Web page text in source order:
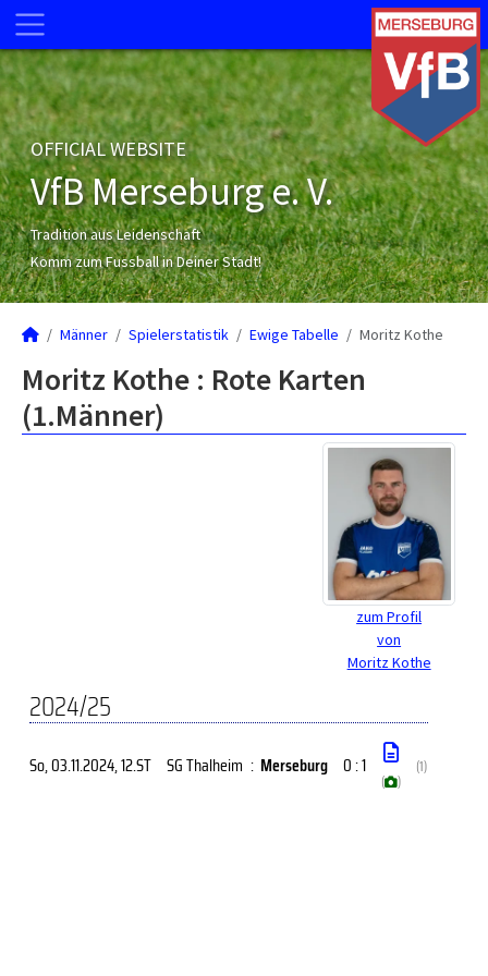
OFFICIAL WEBSITE
VfB Merseburg e. V.
Tradition aus Leidenschaft
Komm zum Fussball in Deiner Stadt!
Männer Spielerstatistik Ewige Tabelle Moritz Kothe
Moritz Kothe : Rote Karten
(1.Männer)
zum Profil
von
Moritz Kothe
2024/25
So, 03.11.2024, 12.ST SG Thalheim : Merseburg 0 : 1
( )
(1)